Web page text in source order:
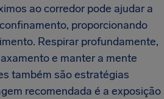
ao corredor pode ajudar a
proporcionando
Respirar profundamente,
e manter a mente
também são estratégias
recomendada é a exposição